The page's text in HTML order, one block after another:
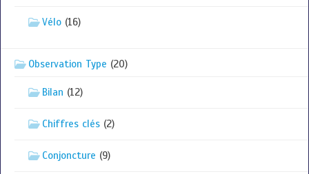
Vélo (16)
Observation Type (20)
Bilan (12)
Chiffres clés (2)
Conjoncture (9)